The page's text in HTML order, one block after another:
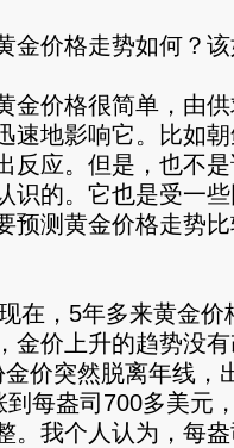
价格走势如何？该
价格很简单，由供
速地影响它。比如
反应。但是，也不
识的。它也是受一
预测黄金价格走势
，5年多来黄金价
金价上升的趋势没
价突然脱离年线，
到每盎司700多美元
。我个人认为，每